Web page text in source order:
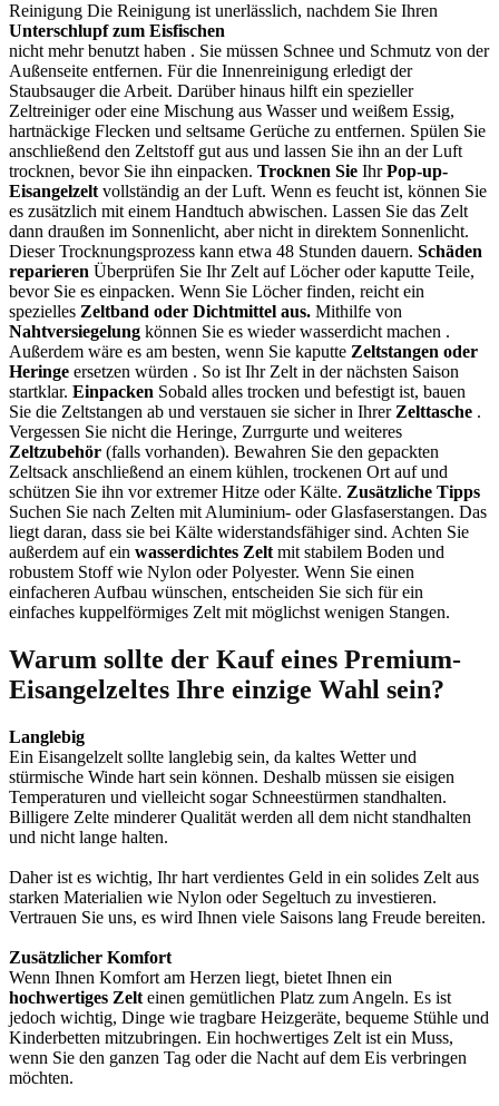
Reinigung Die Reinigung ist unerlässlich, nachdem Sie Ihren
Unterschlupf zum Eisfischen
nicht mehr benutzt haben . Sie müssen Schnee und Schmutz von der
Außenseite entfernen. Für die Innenreinigung erledigt der
Staubsauger die Arbeit. Darüber hinaus hilft ein spezieller
Zeltreiniger oder eine Mischung aus Wasser und weißem Essig,
hartnäckige Flecken und seltsame Gerüche zu entfernen. Spülen Sie
anschließend den Zeltstoff gut aus und lassen Sie ihn an der Luft
trocknen, bevor Sie ihn einpacken. Trocknen Sie IhrPop-up-
Eisangelzelt vollständig an der Luft. Wenn es feucht ist, können Sie
es zusätzlich mit einem Handtuch abwischen. Lassen Sie das Zelt
dann draußen im Sonnenlicht, aber nicht in direktem Sonnenlicht.
Dieser Trocknungsprozess kann etwa 48 Stunden dauern. Schäden
reparieren Überprüfen Sie Ihr Zelt auf Löcher oder kaputte Teile,
bevor Sie es einpacken. Wenn Sie Löcher finden, reicht ein
spezielles Zeltband oder Dichtmittel aus. Mithilfe von
Nahtversiegelung können Sie es wieder wasserdicht machen .
Außerdem wäre es am besten, wenn Sie kaputte Zeltstangen oder
Heringe ersetzen würden . So ist Ihr Zelt in der nächsten Saison
startklar. Einpacken Sobald alles trocken und befestigt ist, bauen
Sie die Zeltstangen ab und verstauen sie sicher in Ihrer Zelttasche .
Vergessen Sie nicht die Heringe, Zurrgurte und weiteres
Zeltzubehör (falls vorhanden). Bewahren Sie den gepackten
Zeltsack anschließend an einem kühlen, trockenen Ort auf und
schützen Sie ihn vor extremer Hitze oder Kälte. Zusätzliche Tipps
Suchen Sie nach Zelten mit Aluminium- oder Glasfaserstangen. Das
liegt daran, dass sie bei Kälte widerstandsfähiger sind. Achten Sie
außerdem auf ein wasserdichtes Zelt mit stabilem Boden und
robustem Stoff wie Nylon oder Polyester. Wenn Sie einen
einfacheren Aufbau wünschen, entscheiden Sie sich für ein
einfaches kuppelförmiges Zelt mit möglichst wenigen Stangen.
Warum sollte der Kauf eines Premium-
Eisangelzeltes Ihre einzige Wahl sein?
Langlebig
Ein Eisangelzelt sollte langlebig sein, da kaltes Wetter und
stürmische Winde hart sein können. Deshalb müssen sie eisigen
Temperaturen und vielleicht sogar Schneestürmen standhalten.
Billigere Zelte minderer Qualität werden all dem nicht standhalten
und nicht lange halten.
Daher ist es wichtig, Ihr hart verdientes Geld in ein solides Zelt aus
starken Materialien wie Nylon oder Segeltuch zu investieren.
Vertrauen Sie uns, es wird Ihnen viele Saisons lang Freude bereiten.
Zusätzlicher Komfort
Wenn Ihnen Komfort am Herzen liegt, bietet Ihnen ein
hochwertiges Zelt einen gemütlichen Platz zum Angeln. Es ist
jedoch wichtig, Dinge wie tragbare Heizgeräte, bequeme Stühle und
Kinderbetten mitzubringen. Ein hochwertiges Zelt ist ein Muss,
wenn Sie den ganzen Tag oder die Nacht auf dem Eis verbringen
möchten.